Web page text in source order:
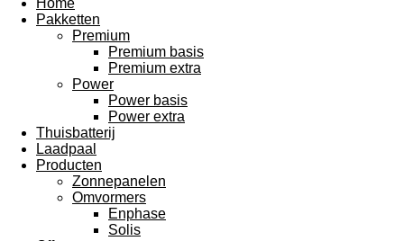
Home
Pakketten
Premium
Premium basis
Premium extra
Power
Power basis
Power extra
Thuisbatterij
Laadpaal
Producten
Zonnepanelen
Omvormers
Enphase
Solis